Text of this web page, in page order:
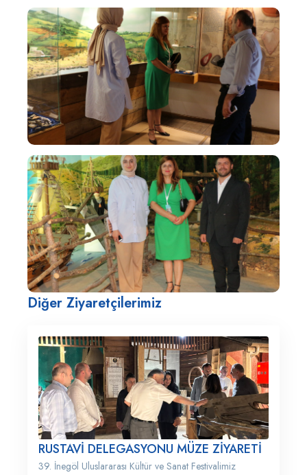
Diğer Ziyaretçilerimiz
RUSTAVİ DELEGASYONU MÜZE ZİYARETİ
39. İnegöl Uluslararası Kültür ve Sanat Festivalimiz